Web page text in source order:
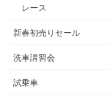
レース
新春初売りセール
洗車講習会
試乗車